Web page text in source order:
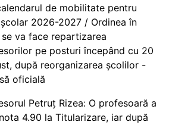
de mobilitate pentru
2026-2027 / Ordinea în
va face repartizarea
pe posturi începând cu 20
după reorganizarea școlilor -
oficială
Petruț Rizea: O profesoară a
4.90 la Titularizare, iar după